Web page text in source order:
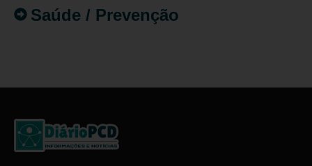
Saúde / Prevenção